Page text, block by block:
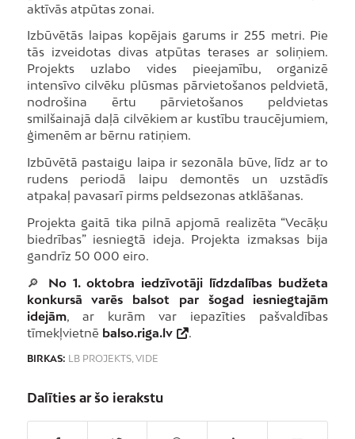
aktīvās atpūtas zonai.
Izbūvētās laipas kopējais garums ir 255 metri. Pie
tās izveidotas divas atpūtas terases ar soliņiem.
Projekts uzlabo vides pieejamību, organizē
intensīvo cilvēku plūsmas pārvietošanos peldvietā,
nodrošina ērtu pārvietošanos peldvietas
smilšainajā daļā cilvēkiem ar kustību traucējumiem,
ģimenēm ar bērnu ratiņiem.
Izbūvētā pastaigu laipa ir sezonāla būve, līdz ar to
rudens periodā laipu demontēs un uzstādīs
atpakaļ pavasarī pirms peldsezonas atklāšanas.
Projekta gaitā tika pilnā apjomā realizēta “Vecāķu
biedrības” iesniegtā ideja. Projekta izmaksas bija
gandrīz 50 000 eiro.
🔎 No 1. oktobra iedzīvotāji līdzdalības budžeta
konkursā varēs balsot par šogad iesniegtajām
idejām, ar kurām var iepazīties pašvaldības
tīmekļvietnē balso.riga.lv .
BIRKAS: LB PROJEKTS, VIDE
Dalīties ar šo ierakstu